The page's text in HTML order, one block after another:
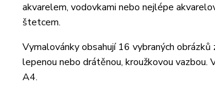
akvarelem, vodovkami nebo nejlépe
štetcem.
Vymalovánky obsahují 16 vybraných
lepenou nebo drátěnou, kroužkovou
A4.